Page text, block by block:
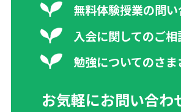
無料体験授業の問
入会に関してのご
勉強についてのさ
お気軽にお問い合わ